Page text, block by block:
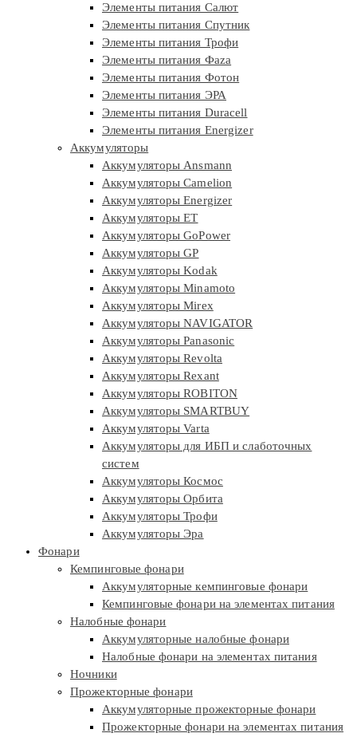
Элементы питания Салют
Элементы питания Спутник
Элементы питания Трофи
Элементы питания Фaza
Элементы питания Фотон
Элементы питания ЭРА
Элементы питания Duracell
Элементы питания Energizer
Аккумуляторы
Аккумуляторы Ansmann
Аккумуляторы Camelion
Аккумуляторы Energizer
Аккумуляторы ET
Аккумуляторы GoPower
Аккумуляторы GP
Аккумуляторы Kodak
Аккумуляторы Minamoto
Аккумуляторы Mirex
Аккумуляторы NAVIGATOR
Аккумуляторы Panasonic
Аккумуляторы Revolta
Аккумуляторы Rexant
Аккумуляторы ROBITON
Аккумуляторы SMARTBUY
Аккумуляторы Varta
Аккумуляторы для ИБП и слаботочных
систем
Аккумуляторы Космос
Аккумуляторы Орбита
Аккумуляторы Трофи
Аккумуляторы Эра
Фонари
Кемпинговые фонари
Аккумуляторные кемпинговые фонари
Кемпинговые фонари на элементах питания
Налобные фонари
Аккумуляторные налобные фонари
Налобные фонари на элементах питания
Ночники
Прожекторные фонари
Аккумуляторные прожекторные фонари
Прожекторные фонари на элементах питания